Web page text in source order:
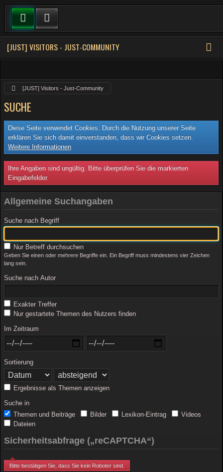
[JUST] VISITORS - JUST-COMMUNITY
[JUST] Visitors - Just-Community
SUCHE
Diese Seite verwendet Cookies. Durch die Nutzung unserer Seite
erklären Sie sich damit einverstanden, dass wir Cookies setzen.
Weitere Informationen
Ihre Angaben sind ungültig. Bitte überprüfen Sie die markierten
Eingabefelder.
Allgemeine Suchangaben
Suche nach Begriff
Nur Betreff durchsuchen
Geben Sie einen oder mehrere Begriffe ein. Ein Begriff muss mindestens vier Zeichen
lang sein.
Suche nach Autor
Exakter Treffer
Nur gestartete Themen des Nutzers finden
Im Zeitraum
Sortierung
Ergebnisse als Themen anzeigen
Suche in
Themen und Beiträge
Bilder Lexikon-Eintrag
Videos
Dateien
Sicherheitsabfrage („reCAPTCHA“)
Bitte bestätigen Sie, dass Sie kein Roboter sind.